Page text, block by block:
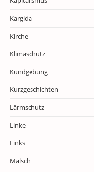
Kargida
Kirche
Klimaschutz
Kundgebung
Kurzgeschichten
Lärmschutz
Linke
Links
Malsch